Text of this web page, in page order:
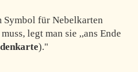
Symbol für Nebelkarten
legt man sie ,,ans Ende
)."